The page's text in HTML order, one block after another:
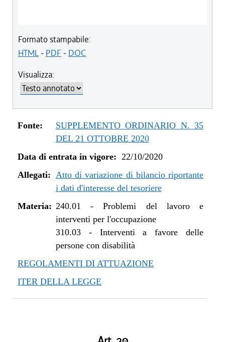
Formato stampabile:
HTML- PDF - DOC
Visualizza:
Fonte:
SUPPLEMENTO ORDINARIO N. 35
DEL 21 OTTOBRE 2020
Data di entrata in vigore: 22/10/2020
Allegati: Atto di variazione di bilancio riportante
i dati d'interesse del tesoriere
Materia: 240.01 -Problemi del lavoro e
interventi per l'occupazione
310.03- Interventi a favore delle
persone con disabilità
REGOLAMENTI DI ATTUAZIONE
ITER DELLA LEGGE